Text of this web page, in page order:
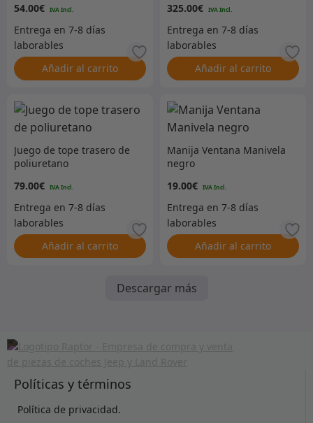
54.00€
Añadir al carrito
325.00€
Añadir al carrito
Juego de tope trasero de
poliuretano
79.00€
Añadir al carrito
Manija Ventana Manivela
negro
19.00€
Añadir al carrito
Descargar más
Políticas y términos
Política de privacidad.